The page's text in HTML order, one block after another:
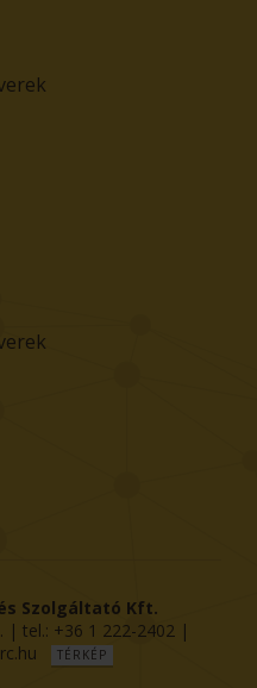
Szolgáltató Kft.
. | tel.: +36 1 222-2402 |
TÉRKÉP